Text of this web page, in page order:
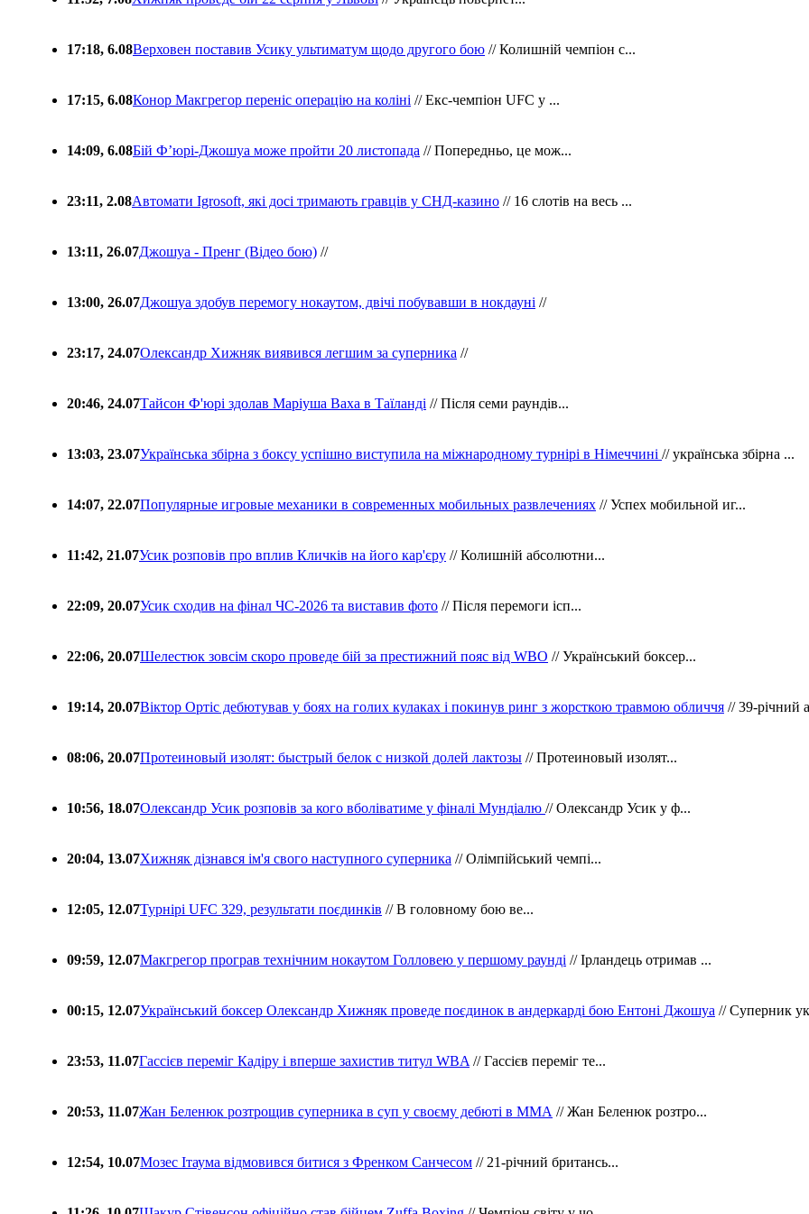
17:18, 6.08Верховен поставив Усику ультиматум щодо другого бою // Колишній чемпіон с...
17:15, 6.08Конор Макгрегор переніс операцію на коліні // Екс-чемпіон UFC у ...
14:09, 6.08Бій Ф’юрі-Джошуа може пройти 20 листопада // Попередньо, це мож...
23:11, 2.08Автомати Igrosoft, які досі тримають гравців у СНД-казино // 16 слотів на весь ...
13:11, 26.07Джошуа - Пренг (Відео бою) //
13:00, 26.07Джошуа здобув перемогу нокаутом, двічі побувавши в нокдауні //
23:17, 24.07Олександр Хижняк виявився легшим за суперника //
20:46, 24.07Тайсон Ф'юрі здолав Маріуша Ваха в Таїланді // Після семи раундів...
13:03, 23.07Українська збірна з боксу успішно виступила на міжнародному турнірі в Німеччині // українська збірна ...
14:07, 22.07Популярные игровые механики в современных мобильных развлечениях // Успех мобильной иг...
11:42, 21.07Усик розповів про вплив Кличків на його кар'єру // Колишній абсолютни...
22:09, 20.07Усик сходив на фінал ЧС-2026 та виставив фото // Після перемоги ісп...
22:06, 20.07Шелестюк зовсім скоро проведе бій за престижний пояс від WBO // Український боксер...
19:14, 20.07Віктор Ортіс дебютував у боях на голих кулаках і покинув ринг з жорсткою травмою обличчя // 39-річний
08:06, 20.07Протеиновый изолят: быстрый белок с низкой долей лактозы // Протеиновый изолят...
10:56, 18.07Олександр Усик розповів за кого вболіватиме у фіналі Мундіалю // Олександр Усик у ф...
20:04, 13.07Хижняк дізнався ім'я свого наступного суперника // Олімпійський чемпі...
12:05, 12.07Турнірі UFC 329, результати поєдинків // В головному бою ве...
09:59, 12.07Макгрегор програв технічним нокаутом Голловею у першому раунді // Ірландець отримав ...
00:15, 12.07Український боксер Олександр Хижняк проведе поєдинок в андеркарді бою Ентоні Джошуа // Суперник
23:53, 11.07Гассієв переміг Кадіру і вперше захистив титул WBA // Гассієв переміг те...
20:53, 11.07Жан Беленюк розтрощив суперника в суп у своєму дебюті в ММА // Жан Беленюк розтро...
12:54, 10.07Мозес Ітаума відмовився битися з Френком Санчесом // 21-річний британсь...